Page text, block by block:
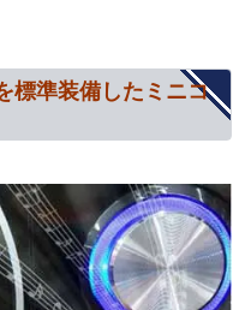
標準装備したミニコ